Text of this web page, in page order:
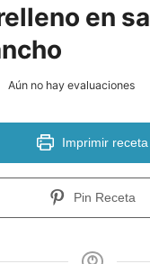
en
Aún no hay evaluaciones
Imprimir receta
Pin Receta